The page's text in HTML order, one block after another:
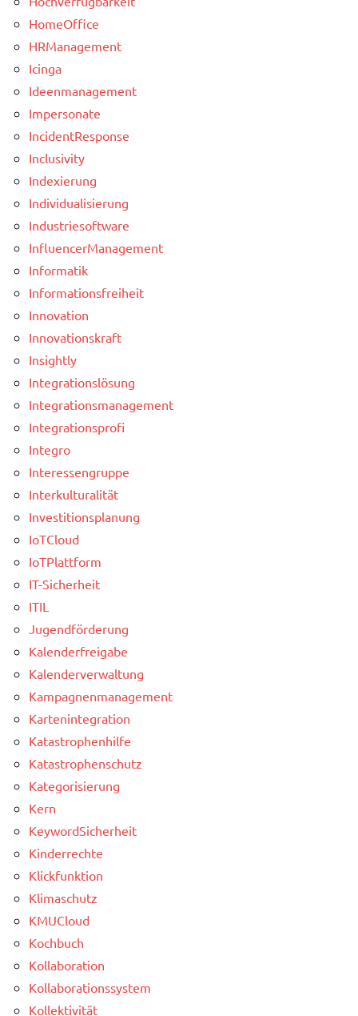
HomeOffice
HRManagement
Icinga
Ideenmanagement
Impersonate
IncidentResponse
Inclusivity
Indexierung
Individualisierung
Industriesoftware
InfluencerManagement
Informatik
Informationsfreiheit
Innovation
Innovationskraft
Insightly
Integrationslösung
Integrationsmanagement
Integrationsprofi
Integro
Interessengruppe
Interkulturalität
Investitionsplanung
IoTCloud
IoTPlattform
IT-Sicherheit
ITIL
Jugendförderung
Kalenderfreigabe
Kalenderverwaltung
Kampagnenmanagement
Kartenintegration
Katastrophenhilfe
Katastrophenschutz
Kategorisierung
Kern
KeywordSicherheit
Kinderrechte
Klickfunktion
Klimaschutz
KMUCloud
Kochbuch
Kollaboration
Kollaborationssystem
Kollektivität